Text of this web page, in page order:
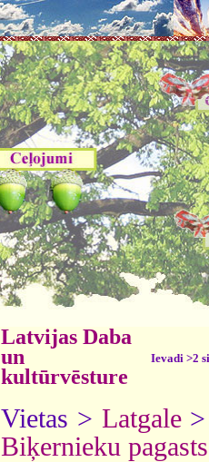
Latvijas Daba
un
kultūrvēsture
Ievadi >2
Vietas > Latgale
Biķernieku pagasts